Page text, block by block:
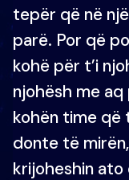
tepër që në
parë. Por që
kohë për t’i
njohësh me
kohën time që
donte të
krijoheshin